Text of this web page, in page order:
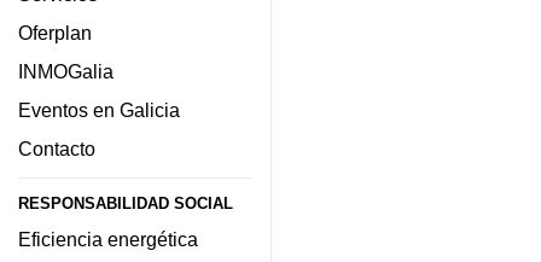
Oferplan
INMOGalia
Eventos en Galicia
Contacto
RESPONSABILIDAD SOCIAL
Eficiencia energética